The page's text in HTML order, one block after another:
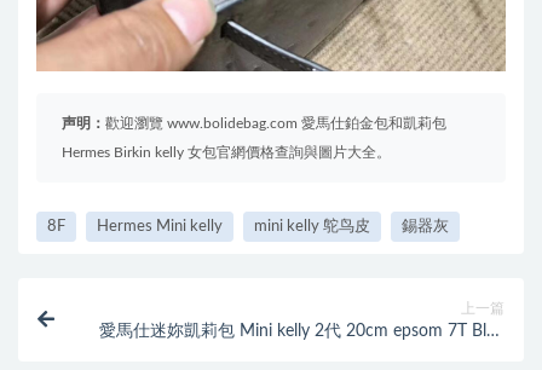
声明： 歡迎瀏覽 www.bolidebag.com 愛馬仕鉑金包和凱莉包
Hermes Birkin kelly 女包官網價格查詢與圖片大全。
8F Hermes Mini kelly mini kelly 鸵鸟皮 錫器灰
上一篇
愛馬仕迷妳凱莉包 Mini kelly 2代 20cm epsom 7T Blue